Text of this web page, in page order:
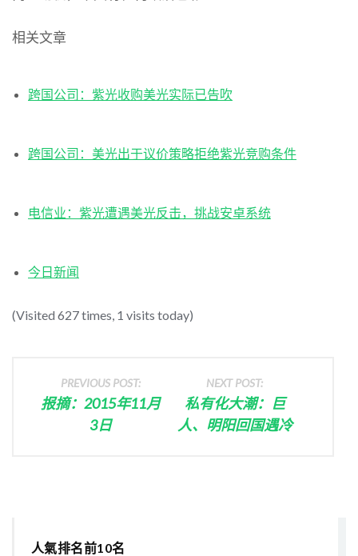
相关文章
跨国公司：紫光收购美光实际已告吹
跨国公司：美光出于议价策略拒绝紫光竞购条件
电信业：紫光遭遇美光反击，挑战安卓系统
今日新闻
(Visited 627 times, 1 visits today)
PREVIOUS POST:
报摘：2015年11月
3日
NEXT POST:
私有化大潮：巨
人、明阳回国遇冷
人氣排名前10名